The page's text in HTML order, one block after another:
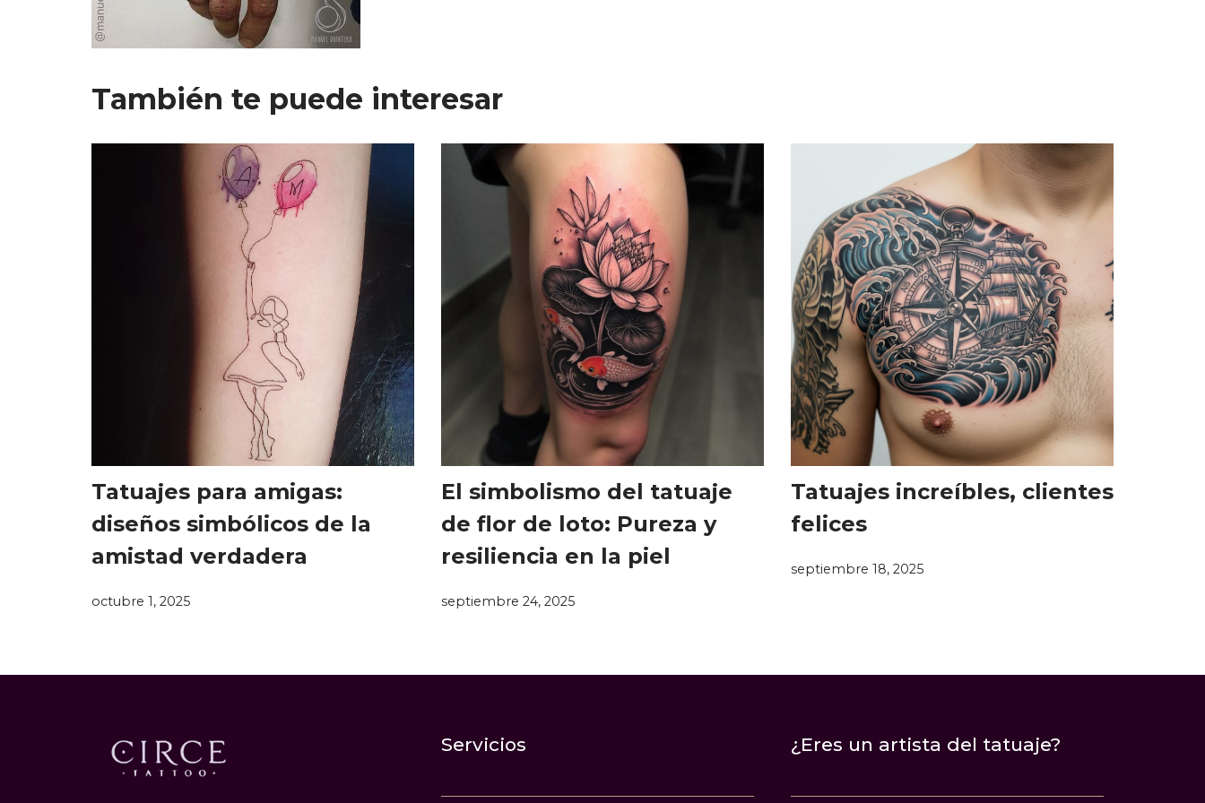
También te puede interesar
Tatuajes para amigas:
diseños simbólicos de la
amistad verdadera
octubre 1, 2025
El simbolismo del tatuaje
de flor de loto: Pureza y
resiliencia en la piel
septiembre 24, 2025
Tatuajes increíbles, clientes
felices
septiembre 18, 2025
Servicios ¿Eres un artista del tatuaje?